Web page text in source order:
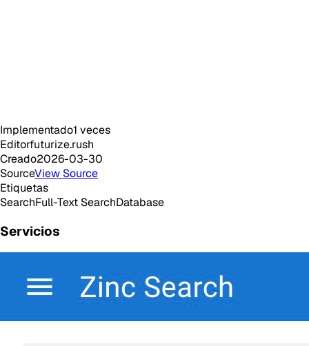
Implementado1 veces
Editorfuturize.rush
Creado2026-03-30
SourceView Source
Etiquetas
SearchFull-Text SearchDatabase
Servicios